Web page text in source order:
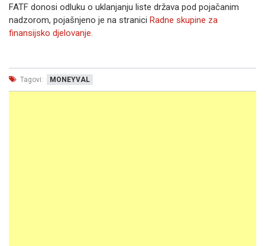
FATF donosi odluku o uklanjanju liste država pod pojačanim
nadzorom, pojašnjeno je na stranici Radne skupine za
finansijsko djelovanje.
Tagovi: MONEYVAL